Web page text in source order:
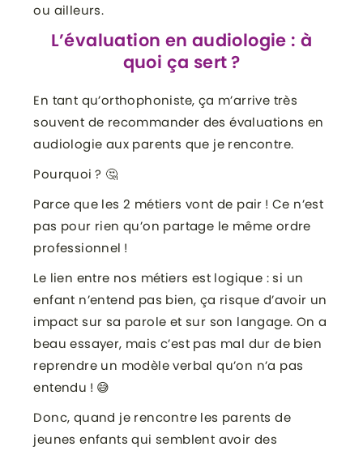
ou ailleurs.
L’évaluation en audiologie : à
quoi ça sert ?
En tant qu’orthophoniste, ça m’arrive très
souvent de recommander des évaluations en
audiologie aux parents que je rencontre.
Pourquoi ? 🤔
Parce que les 2 métiers vont de pair ! Ce n’est
pas pour rien qu’on partage le même ordre
professionnel !
Le lien entre nos métiers est logique : si un
enfant n’entend pas bien, ça risque d’avoir un
impact sur sa parole et sur son langage. On a
beau essayer, mais c’est pas mal dur de bien
reprendre un modèle verbal qu’on n’a pas
entendu ! 😅
Donc, quand je rencontre les parents de
jeunes enfants qui semblent avoir des